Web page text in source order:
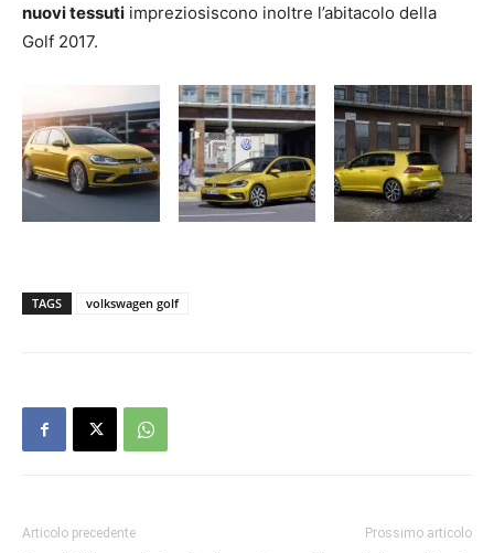
nuovi tessuti impreziosiscono inoltre l’abitacolo della
Golf 2017.
TAGS volkswagen golf
Articolo precedente Prossimo articolo